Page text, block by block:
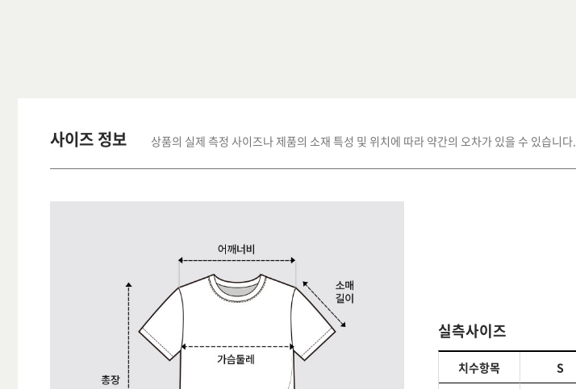
사이즈 정보 상품의 실제 측정 사이즈나 제품의 소재 특성 및 위치에 따라 약간의 오차가 있을 수 있습니다.
실측사이즈
치수항목 S